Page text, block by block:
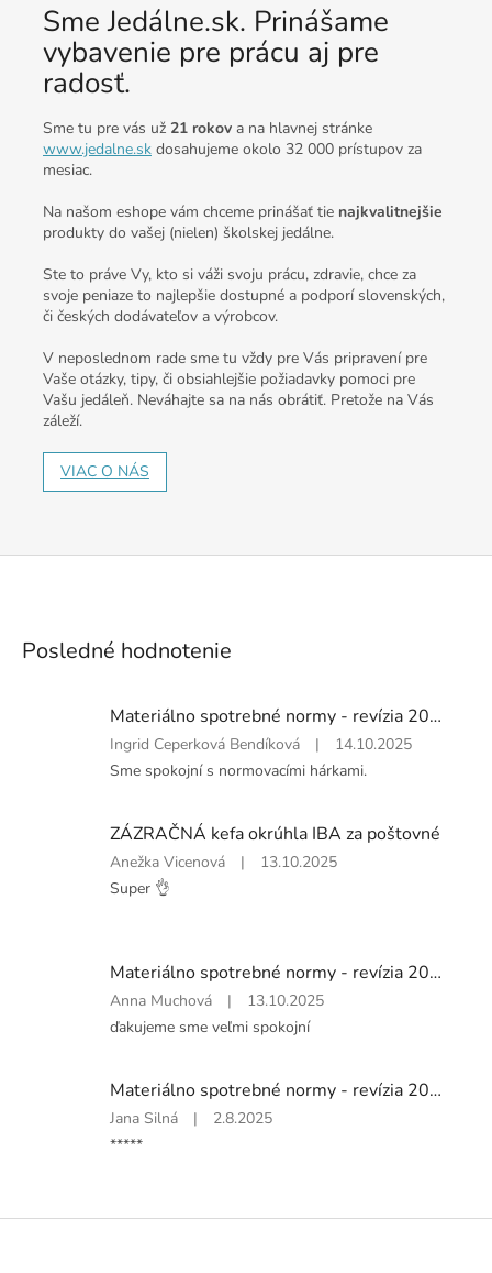
Sme Jedálne.sk. Prinášame
vybavenie pre prácu aj pre
radosť.
Sme tu pre vás už 21 rokov a na hlavnej stránke
www.jedalne.sk dosahujeme okolo 32 000 prístupov za
mesiac.
Na našom eshope vám chceme prinášať tie najkvalitnejšie
produkty do vašej (nielen) školskej jedálne.
Ste to práve Vy, kto si váži svoju prácu, zdravie, chce za
svoje peniaze to najlepšie dostupné a podporí slovenských,
či českých dodávateľov a výrobcov.
V neposlednom rade sme tu vždy pre Vás pripravení pre
Vaše otázky, tipy, či obsiahlejšie požiadavky pomoci pre
Vašu jedáleň. Neváhajte sa na nás obrátiť. Pretože na Vás
záleží.
VIAC O NÁS
Posledné hodnotenie
Materiálno spotrebné normy - revízia 2024, laminované listy samostatné
Hodnotenie
produktu
z
hviezdičiek.
Ingrid Ceperková Bendíková |
14.10.2025
Sme spokojní s normovacími hárkami.
ZÁZRAČNÁ kefa okrúhla IBA za poštovné
Hodnotenie
produktu
5
hviezdičiek.
Anežka Vicenová |
13.10.2025
Super 👌
Materiálno spotrebné normy - revízia 2024, 3 lamino zväzky so šanónmi
Hodnotenie
produktu
z
hviezdičiek.
Anna Muchová |
13.10.2025
ďakujeme sme veľmi spokojní
Materiálno spotrebné normy - revízia 2024, samostatné listy
Hodnotenie
produktu
5
Jana Silná |
2.8.2025
*****
Z